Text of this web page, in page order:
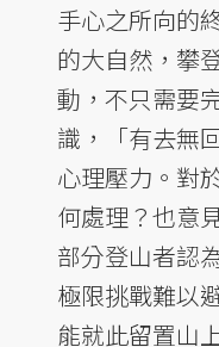
手心之所向的
的大自然，攀
動，不只需要
識，「有去無
心理壓力。對
何處理？也意
部分登山者認
極限挑戰難以
能就此留置山